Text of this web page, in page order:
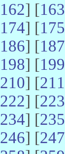
162] [163
174] [175
186] [187
198] [199
210] [211
222] [223
234] [235
246] [247